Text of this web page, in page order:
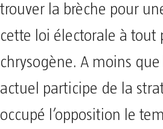
trouver la brèche pour
cette loi électorale à tout
chrysogène. A moins
actuel participe de la
occupé l’opposition le